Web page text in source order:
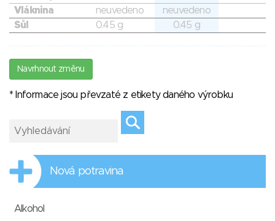
Vláknina
neuvedeno
neuvedeno
Sůl
0.45 g 0.45 g
Navrhnout změnu
* Informace jsou převzaté z etikety daného výrobku
Nová potravina
Alkohol